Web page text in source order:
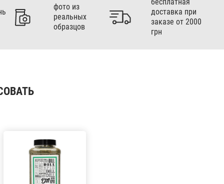
фото из
реальных
образцов
доставка при
заказе от 2000
грн